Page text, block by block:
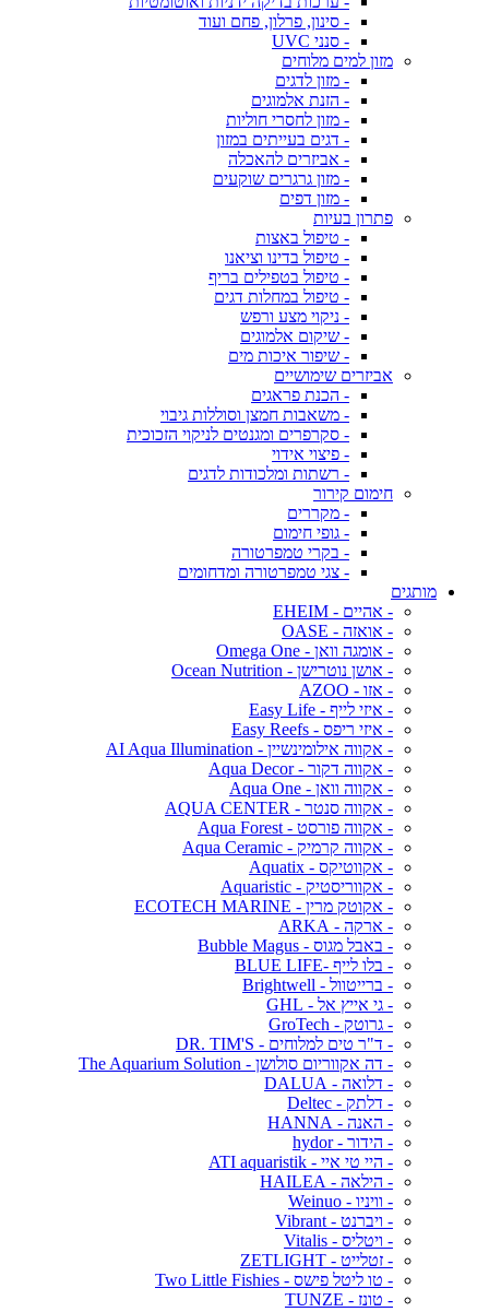
- סינון, פרלון, פחם ועוד
- סנני UVC
מזון למים מלוחים
- מזון לדגים
- הזנת אלמוגים
- מזון לחסרי חוליות
- דגים בעייתים במזון
- אביזרים להאכלה
- מזון גרגרים שוקעים
- מזון דפים
פתרון בעיות
- טיפול באצות
- טיפול בדינו וציאנו
- טיפול בטפילים בריף
- טיפול במחלות דגים
- ניקוי מצע ורפש
- שיקום אלמוגים
- שיפור איכות מים
אביזרים שימושיים
- הכנת פראגים
- משאבות חמצן וסוללות גיבוי
- סקרפרים ומגנטים לניקוי הזכוכית
- פיצוי אידוי
- רשתות ומלכודות לדגים
חימום קירור
- מקררים
- גופי חימום
- בקרי טמפרטורה
- צגי טמפרטורה ומדחומים
מותגים
- אהיים - EHEIM
- אואזה - OASE
- אומגה וואן - Omega One
- אושן נוטרישן - Ocean Nutrition
- אזו - AZOO
- איזי לייף - Easy Life
- איזי ריפס - Easy Reefs
- אקווה אילומינשיין - AI Aqua Illumination
- אקווה דקור - Aqua Decor
- אקווה וואן - Aqua One
- אקווה סנטר - AQUA CENTER
- אקווה פורסט - Aqua Forest
- אקווה קרמיק - Aqua Ceramic
- אקווטיקס - Aquatix
- אקווריסטיק - Aquaristic
- אקוטק מרין - ECOTECH MARINE
- ארקה - ARKA
- באבל מגוס - Bubble Magus
- בלו לייף -BLUE LIFE
- ברייטוול - Brightwell
- גי אייץ אל - GHL
- גרוטק - GroTech
- ד"ר טים למלוחים - DR. TIM'S
- דה אקווריום סולושן - The Aquarium Solution
- דלואה - DALUA
- דלתק - Deltec
- האנה - HANNA
- הידור - hydor
- היי טי איי - ATI aquaristik
- הילאה - HAILEA
- וויניו - Weinuo
- ויברנט - Vibrant
- ויטליס - Vitalis
- זטלייט - ZETLIGHT
- טו ליטל פישס - Two Little Fishies
- טונז - TUNZE